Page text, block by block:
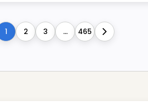
1 2 3 ... 465 Next